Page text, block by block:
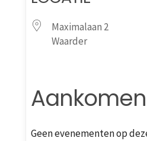
Maximalaan 2
Waarder
Geen evenementen op